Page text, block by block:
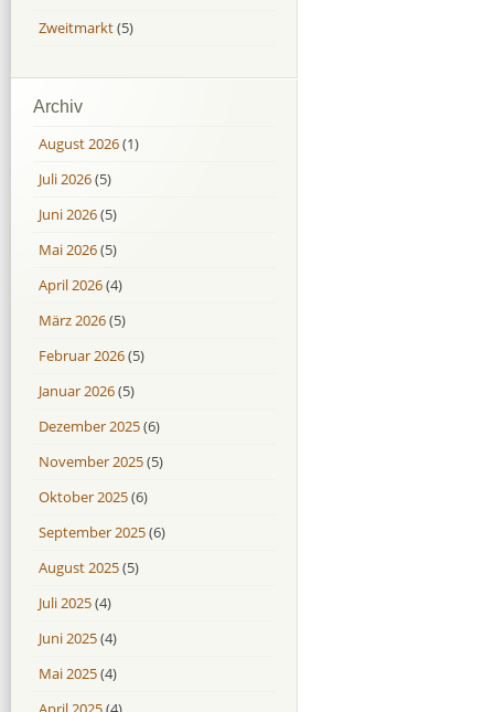
Zweitmarkt(5)
Archiv
August 2026(1)
Juli 2026(5)
Juni 2026(5)
Mai 2026(5)
April 2026(4)
März 2026(5)
Februar 2026(5)
Januar 2026(5)
Dezember 2025(6)
November 2025(5)
Oktober 2025(6)
September 2025(6)
August 2025(5)
Juli 2025(4)
Juni 2025(4)
Mai 2025(4)